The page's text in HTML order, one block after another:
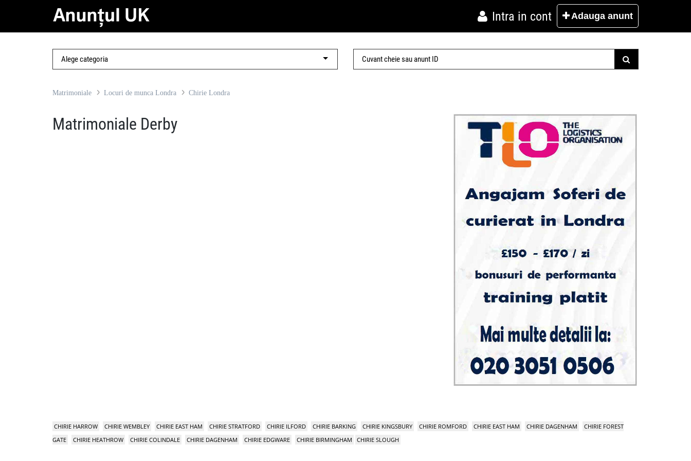
Intra in cont Adauga anunt
Matrimoniale Locuri de munca Londra Chirie Londra
Matrimoniale Derby
CHIRIE HARROW CHIRIE WEMBLEY CHIRIE EAST HAM CHIRIE STRATFORD CHIRIE ILFORD CHIRIE BARKING CHIRIE KINGSBURY CHIRIE ROMFORD CHIRIE EAST HAM CHIRIE DAGENHAM
CHIRIE FOREST
GATE
CHIRIE HEATHROW CHIRIE COLINDALE CHIRIE DAGENHAM CHIRIE EDGWARE CHIRIE BIRMINGHAM CHIRIE SLOUGH